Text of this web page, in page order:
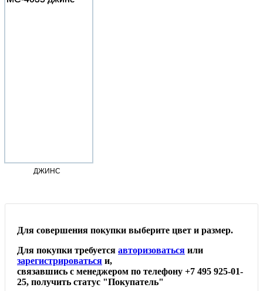
ДЖИНС
Для совершения покупки выберите цвет и размер.
Для покупки требуется авторизоваться или
зарегистрироваться и,
связавшись с менеджером по телефону +7 495 925-01-
25, получить статус "Покупатель"